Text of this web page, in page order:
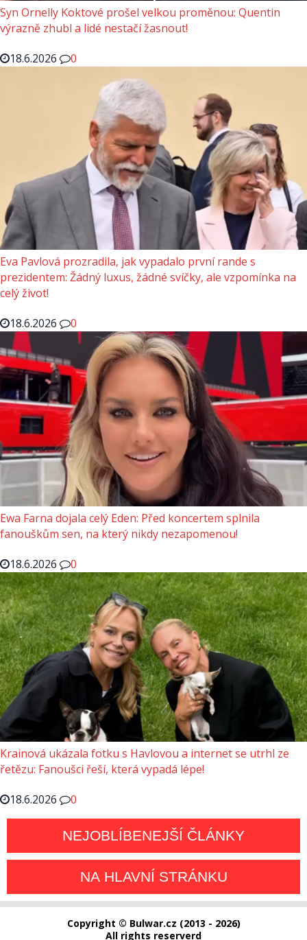
Syn Ornelly Koktové prošel velkou proměnou: Quentin
výrazně zhubl a lidé nestačí žasnout!
18.6.2026
0
Eva Pavlová prozradila, jak vypadalo první rande s
prezidentem: Žádný luxus, žádné svíčky, ale vzpomínka na
celý život!
18.6.2026
0
Ewa Farna dojala celý Eden: Před koncertem splnila
fanouškům sen, na který nikdy nezapomenou!
18.6.2026
0
Krainová ukázala fotku s Havlovou a internet se utrhl ze
řetězu: Fanoušci řeší, která vypadá lépe!
18.6.2026
0
NEJOBLÍBENEJŠÍ ČLÁNKY
NA HLAVNÍ STRÁNKU
Copyright © Bulwar.cz (2013 - 2026)
All rights reserverd